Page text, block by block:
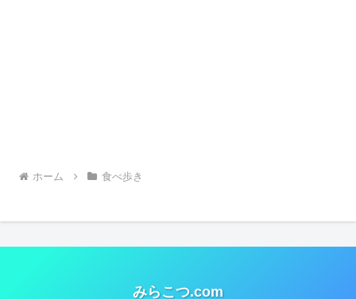
ホーム 食べ歩き
みらこつ.com